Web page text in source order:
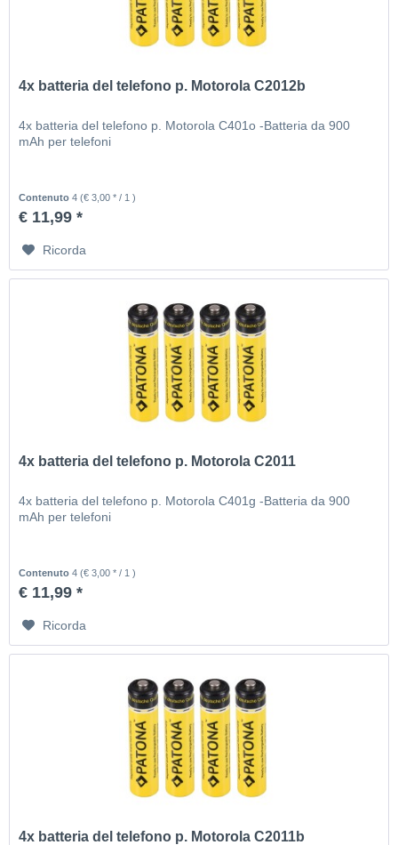
4x batteria del telefono p. Motorola C2012b
4x batteria del telefono p. Motorola C401o -Batteria da 900
mAh per telefoni
Contenuto4(€ 3,00 * / 1 )
€ 11,99 *
Ricorda
4x batteria del telefono p. Motorola C2011
4x batteria del telefono p. Motorola C401g -Batteria da 900
mAh per telefoni
Contenuto4(€ 3,00 * / 1 )
€ 11,99 *
Ricorda
4x batteria del telefono p. Motorola C2011b